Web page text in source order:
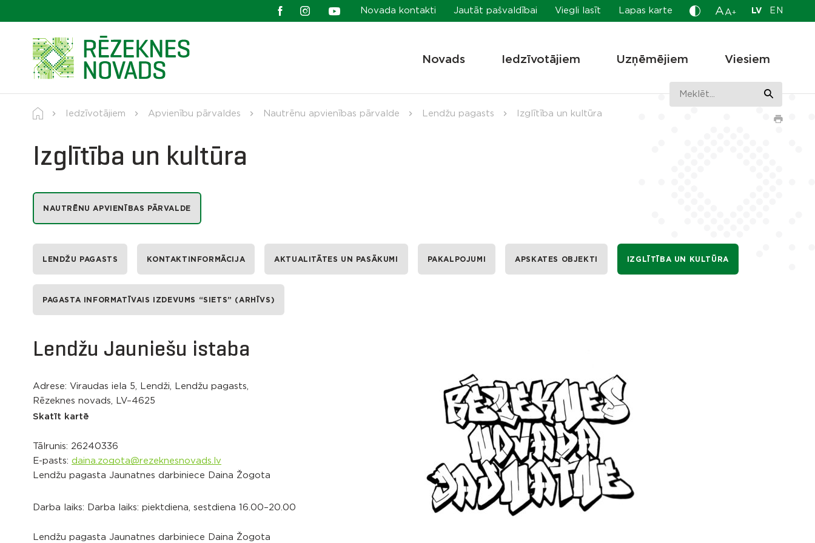
Novada kontakti Jautāt pašvaldībai Viegli lasīt Lapas karte A A+ LV EN
Novads Iedzīvotājiem Uzņēmējiem Viesiem
Iedzīvotājiem Apvienību pārvaldes Nautrēnu apvienības pārvalde Lendžu pagasts Izglītība un kultūra
Izglītība un kultūra
NAUTRĒNU APVIENĪBAS PĀRVALDE
LENDŽU PAGASTS KONTAKTINFORMĀCIJA AKTUALITĀTES UN PASĀKUMI PAKALPOJUMI APSKATES OBJEKTI IZGLĪTĪBA UN KULTŪRA
PAGASTA INFORMATĪVAIS IZDEVUMS “SIETS” (ARHĪVS)
Lendžu Jauniešu istaba
Adrese: Viraudas iela 5, Lendži, Lendžu pagasts,
Rēzeknes novads, LV–4625
Skatīt kartē
Tālrunis: 26240336
E-pasts: daina.zogota@rezeknesnovads.lv
Lendžu pagasta Jaunatnes darbiniece Daina Žogota
Darba laiks: Darba laiks: piektdiena, sestdiena 16.00–20.00
Lendžu pagasta Jaunatnes darbiniece Daina Žogota